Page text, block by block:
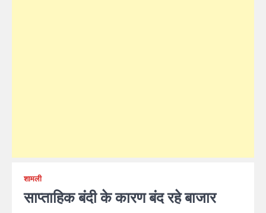
शामली
साप्ताहिक बंदी के कारण बंद रहे बाजार